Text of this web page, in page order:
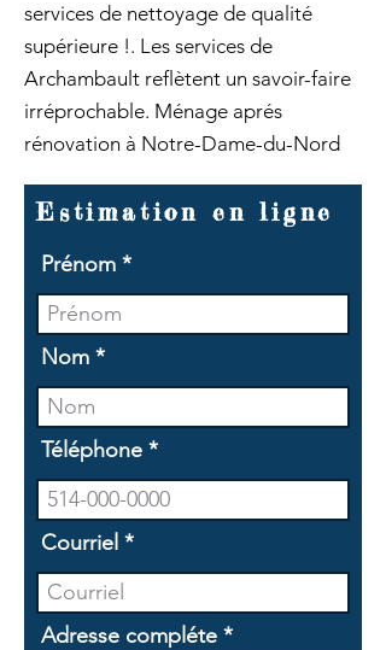
services de nettoyage de qualité
supérieure !. Les services de
Archambault reflètent un savoir-faire
irréprochable. Ménage aprés
rénovation à Notre-Dame-du-Nord
Estimation en ligne
Prénom
Nom
Téléphone
Courriel
Adresse compléte